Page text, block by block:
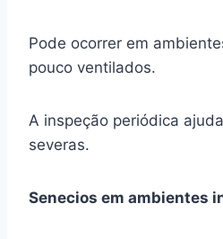
Pode ocorrer em
pouco ventilados.
A inspeção periódica
severas.
Senecios em ambientes